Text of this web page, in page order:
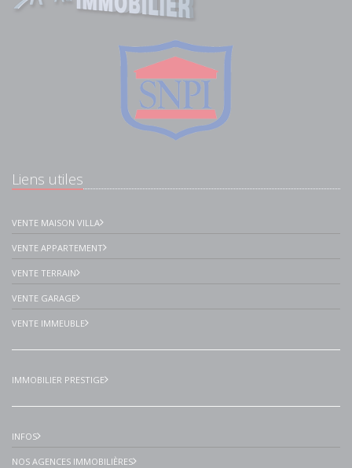
Liens utiles
VENTE MAISON VILLA
VENTE APPARTEMENT
VENTE TERRAIN
VENTE GARAGE
VENTE IMMEUBLE
IMMOBILIER PRESTIGE
INFOS
NOS AGENCES IMMOBILIÈRES